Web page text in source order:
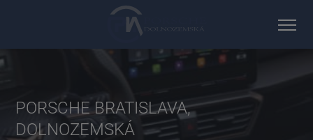
PORSCHE BRATISLAVA,
DOLNOZEMSKÁ